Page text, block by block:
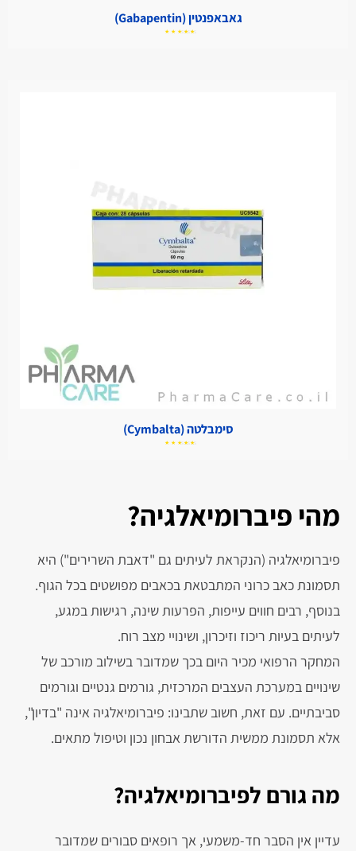
גאבאפנטין (Gabapentin)
סימבלטה (Cymbalta)
מהי פיברומיאלגיה?
פיברומיאלגיה (הנקראת לעיתים גם "דאבת השרירים") היא
תסמונת כאב כרוני המתבטאת בכאבים מפושטים בכל הגוף.
בנוסף, רבים חווים עייפות, הפרעות שינה, רגישות במגע,
לעיתים בעיות ריכוז וזיכרון, ושינויי מצב רוח.
המחקר הרפואי מכיר היום בכך שמדובר בשילוב מורכב של
שינויים במערכת העצבים המרכזית, גורמים גנטיים וגורמים
סביבתיים. עם זאת, חשוב שתבינו: פיברומיאלגיה אינה "בדיון",
אלא תסמונת ממשית הדורשת אבחון נכון וטיפול מתאים.
מה גורם לפיברומיאלגיה?
עדיין אין הסבר חד-משמעי, אך רופאים סבורים שמדובר